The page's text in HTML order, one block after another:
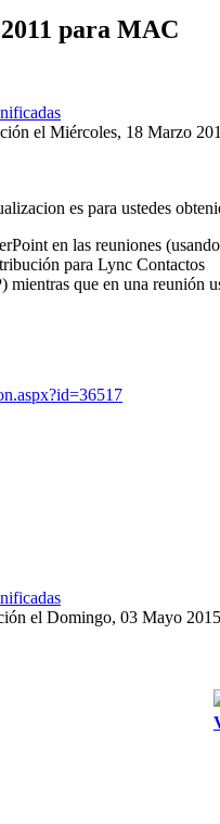
para MAC
el Miércoles, 18 Marzo
es para ustedes
en las reuniones
para Lync Contactos
que en una reunión
el Domingo, 03 Mayo 2015